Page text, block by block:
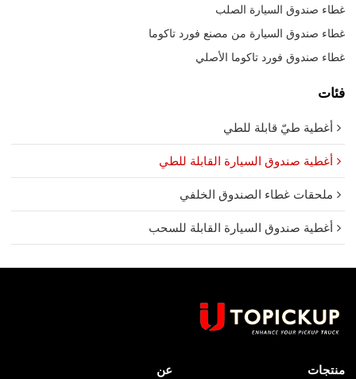
غطاء صندوق السيارة الصلب
غطاء صندوق السيارة من مصنع فورد تاكوما
غطاء صندوق فورد تاكوما الأصلي
فئات
أغطية طيّ قابلة للطي
أغطية صندوق السيارة القابلة للطي
ملحقات غطاء الصندوق الخلفي
أغطية صندوق السيارة القابلة للسحب
منتجات عن